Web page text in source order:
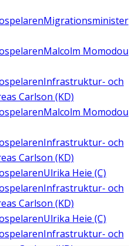
Migrationsminister
Malcolm Momodou
Infrastruktur- och
Carlson (KD)
Malcolm Momodou
Infrastruktur- och
Carlson (KD)
Ulrika Heie (C)
Infrastruktur- och
Carlson (KD)
Ulrika Heie (C)
Infrastruktur- och